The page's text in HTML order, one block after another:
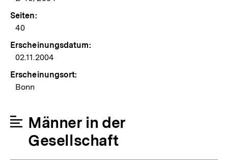
Seiten:
40
Erscheinungsdatum:
02.11.2004
Erscheinungsort:
Bonn
Männer in der
Gesellschaft